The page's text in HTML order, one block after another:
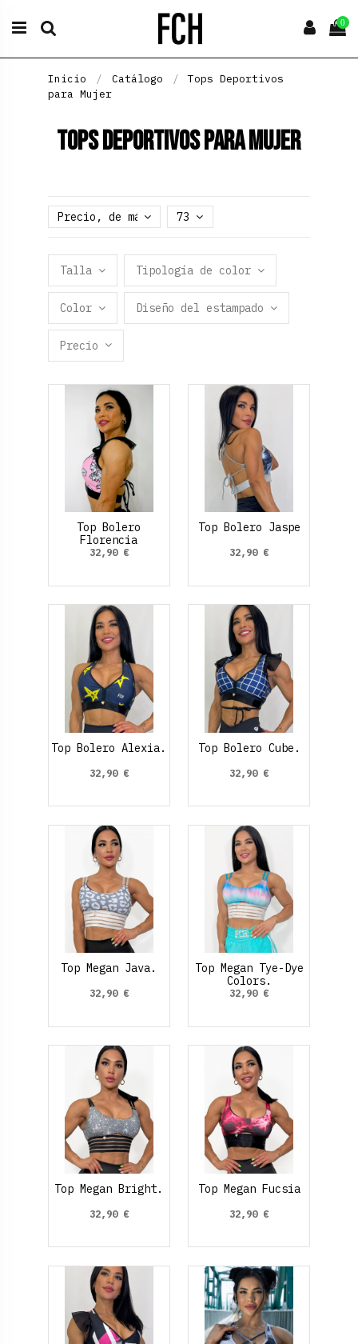
0
Inicio Catálogo
Tops Deportivos
para Mujer
Tops Deportivos para Mujer
Precio, de más alto a más bajo
73
Talla Tipología de color
Color Diseño del estampado
Precio
Top Bolero
Florencia
32,90 €
Top Bolero Jaspe
32,90 €
Top Bolero Alexia.
32,90 €
Top Bolero Cube.
32,90 €
Top Megan Java.
32,90 €
Top Megan Tye-Dye
Colors.
32,90 €
Top Megan Bright.
32,90 €
Top Megan Fucsia
32,90 €